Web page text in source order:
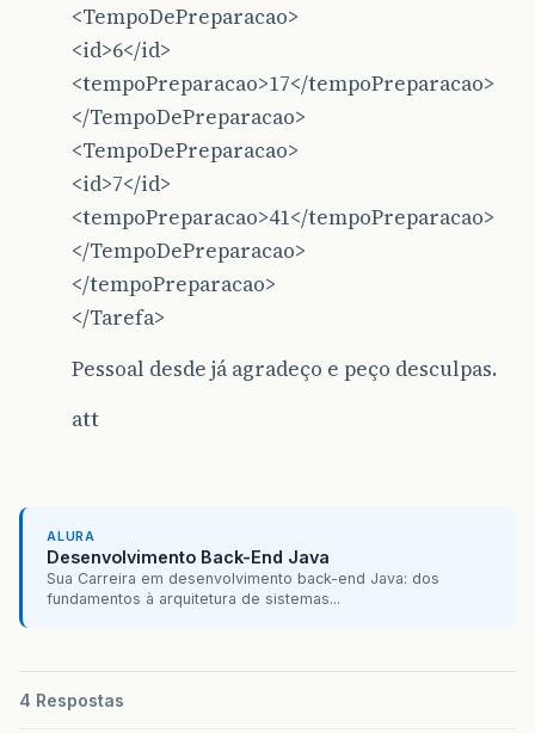
<TempoDePreparacao>
<id>6</id>
<tempoPreparacao>17</tempoPreparacao>
</TempoDePreparacao>
<TempoDePreparacao>
<id>7</id>
<tempoPreparacao>41</tempoPreparacao>
</TempoDePreparacao>
</tempoPreparacao>
</Tarefa>
Pessoal desde já agradeço e peço desculpas.
att
ALURA
Desenvolvimento Back-End Java
Sua Carreira em desenvolvimento back-end Java: dos
fundamentos à arquitetura de sistemas...
4 Respostas